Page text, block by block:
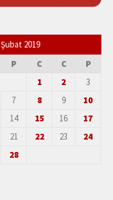
Şubat 2019
P C C
P
1
2
3
7 8 9
10
14 15 16
17
21 22 23
24
28